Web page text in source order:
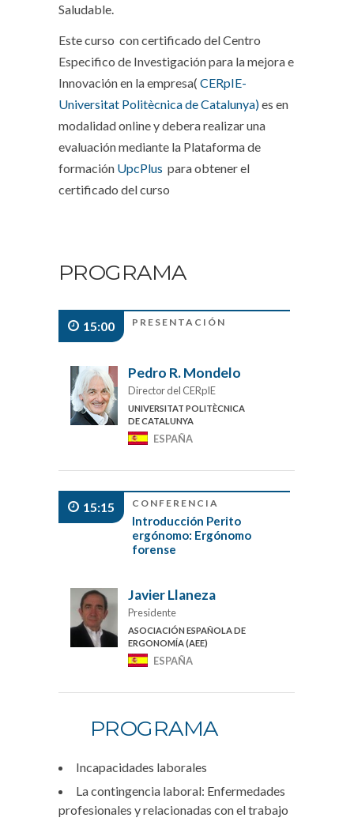
Saludable.
Este curso con certificado del Centro
Especifico de Investigación para la mejora e
Innovación en la empresa( CERpIE-
Universitat Politècnica de Catalunya)es en
modalidad online y debera realizar una
evaluación mediante la Plataforma de
formación UpcPlus para obtener el
certificado del curso
PROGRAMA
15:00 PRESENTACIÓN
Pedro R. Mondelo
Director del CERpIE
UNIVERSITAT POLITÈCNICA
DE CATALUNYA
ESPAÑA
15:15 CONFERENCIA
Introducción Perito
ergónomo: Ergónomo
forense
Javier Llaneza
Presidente
ASOCIACIÓN ESPAÑOLA DE
ERGONOMÍA (AEE)
ESPAÑA
PROGRAMA
Incapacidades laborales
La contingencia laboral: Enfermedades
profesionales y relacionadas con el trabajo